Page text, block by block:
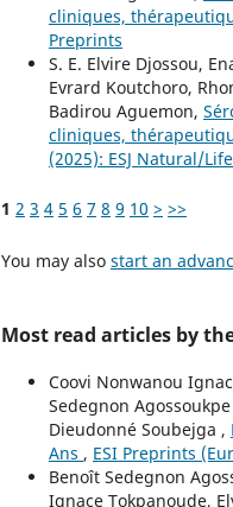
cliniques,
Preprints
S. E. Elvire Djossou,
Evrard Koutchoro,
Badirou Aguemon,
cliniques,
(2025): ESJ Natural/
1 2 3 4 5 6 7 8 9 10 > >>
You may also start an
Most read articles by
Coovi Nonwanou
Sedegnon
Dieudonné Soubejga ,
Ans , ESI Preprints
Benoît Sedegnon
Ignace Tokpanoude,